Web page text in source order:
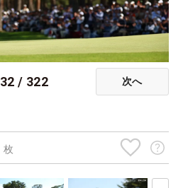
32 / 322 次へ
枚